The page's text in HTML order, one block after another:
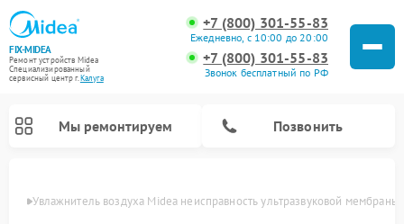
FIX-MIDEA
Ремонт устройств Midea
Специализированный
cервисный центр г.Калуга
+7 (800) 301-55-83
Ежедневно, с 10:00 до 20:00
+7 (800) 301-55-83
Звонок бесплатный по РФ
Мы ремонтируем Позвонить
Увлажнитель воздуха Midea неисправность ультразвуковой мембраны